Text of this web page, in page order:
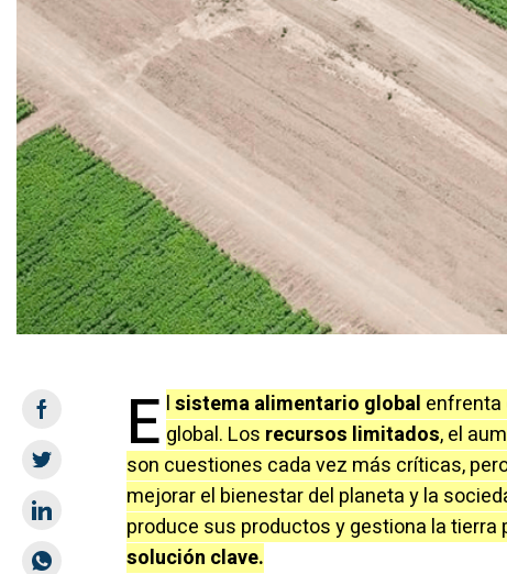
E lsistema alimentario global
global. Los recursos limitados, el
son cuestiones cada vez más críticas,
mejorar el bienestar del planeta y la
produce sus productos y gestiona la
solución clave.